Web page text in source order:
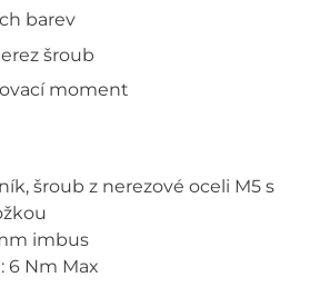
barev
šroub
moment
šroub z nerezové oceli M5 s
imbus
6 Nm Max